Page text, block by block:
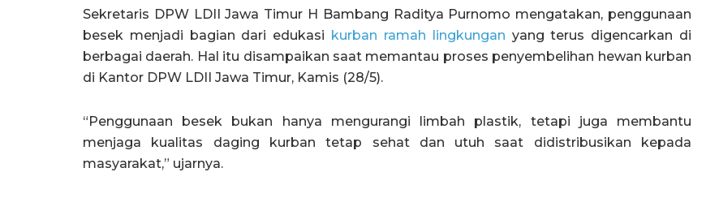
Sekretaris DPW LDII Jawa Timur H Bambang Raditya Purnomo mengatakan, penggunaan
besek menjadi bagian dari edukasi kurban ramah lingkungan yang terus digencarkan di
berbagai daerah. Hal itu disampaikan saat memantau proses penyembelihan hewan kurban
di Kantor DPW LDII Jawa Timur, Kamis (28/5).
“Penggunaan besek bukan hanya mengurangi limbah plastik, tetapi juga membantu
menjaga kualitas daging kurban tetap sehat dan utuh saat didistribusikan kepada
masyarakat,” ujarnya.